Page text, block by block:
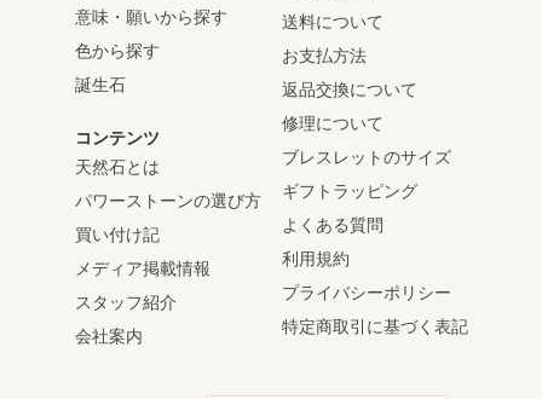
意味・願いから探す
色から探す
誕生石
コンテンツ
天然石とは
パワーストーンの選び方
買い付け記
メディア掲載情報
スタッフ紹介
会社案内
送料について
お支払方法
返品交換について
修理について
ブレスレットのサイズ
ギフトラッピング
よくある質問
利用規約
プライバシーポリシー
特定商取引に基づく表記